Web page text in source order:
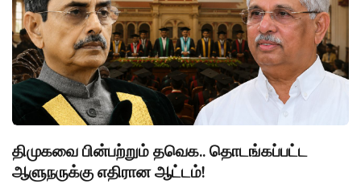
திமுகவை பின்பற்றும் தவெக.. தொடங்கப்பட்ட
ஆளுநருக்கு எதிரான ஆட்டம்!